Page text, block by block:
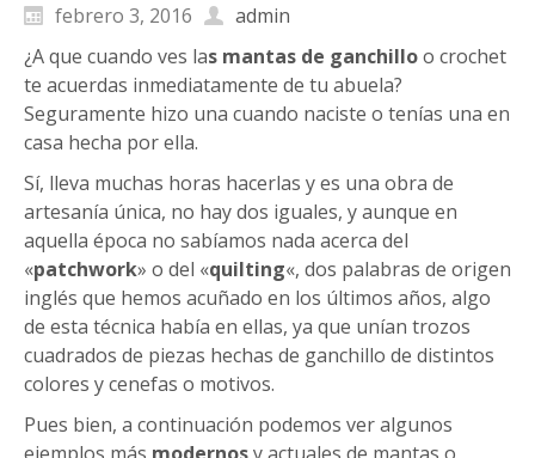
febrero 3, 2016
admin
¿A que cuando ves las mantas de ganchilloo crochet
te acuerdas inmediatamente de tu abuela?
Seguramente hizo una cuando naciste o tenías una en
casa hecha por ella.
Sí, lleva muchas horas hacerlas y es una obra de
artesanía única, no hay dos iguales, y aunque en
aquella época no sabíamos nada acerca del
«patchwork» o del «quilting«, dos palabras de origen
inglés que hemos acuñado en los últimos años, algo
de esta técnica había en ellas, ya que unían trozos
cuadrados de piezas hechas de ganchillo de distintos
colores y cenefas o motivos.
Pues bien, a continuación podemos ver algunos